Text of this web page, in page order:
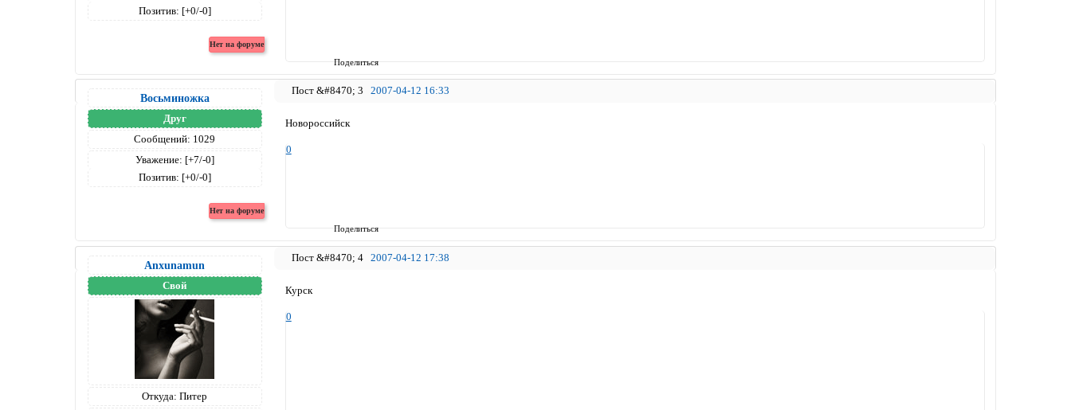
Поделиться
Позитив: [+0/-0]
Поделиться
3 2007-04-12 16:33
Восьминожка
Друг
Сообщений: 1029
Уважение: [+7/-0]
Позитив: [+0/-0]
Новороссийск
0
4 2007-04-12 17:38
Anxunamun
Свой
Откуда: Питер
Курск
0